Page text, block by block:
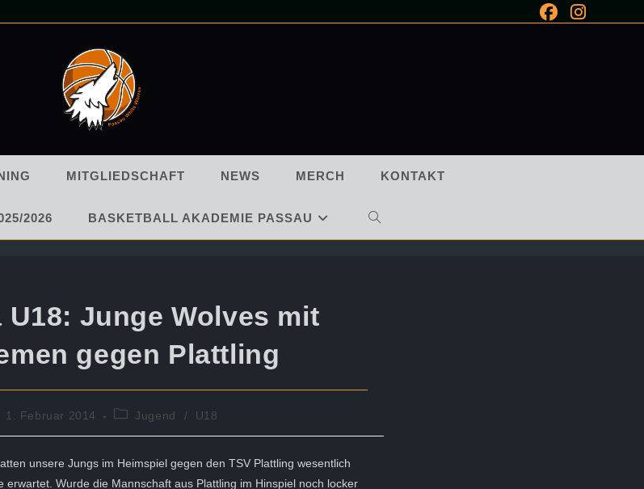
MITGLIEDSCHAFT NEWS MERCH KONTAKT
2026 BASKETBALL AKADEMIE PASSAU WEBSITE-
U18: Junge Wolves mit
gegen Plattling
1. Februar 2014
Beitrags-
Jugend / U18
unsere Jungs im Heimspiel gegen den TSV Plattling wesentlich
erwartet. Wurde die Mannschaft aus Plattling im Hinspiel noch locker